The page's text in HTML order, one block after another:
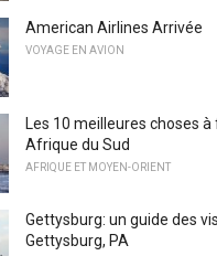
American Airlines Arrivée
VOYAGE EN AVION
Les 10 meilleures choses à
Afrique du Sud
AFRIQUE ET MOYEN-ORIENT
Gettysburg: un guide des
Gettysburg, PA